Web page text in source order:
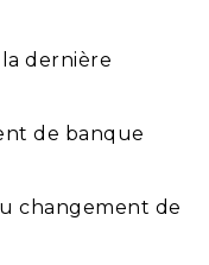
dernière
de banque
changement de